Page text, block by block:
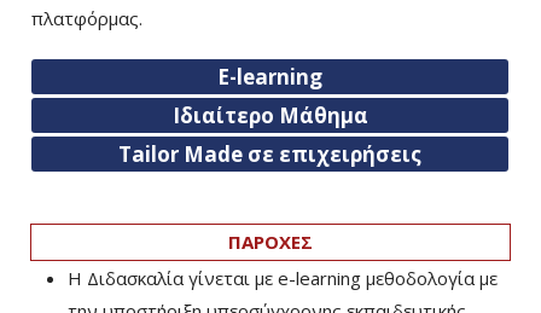
πλατφόρμας.
E-learning
Ιδιαίτερο Μάθημα
Tailor Made σε επιχειρήσεις
ΠΑΡΟΧΕΣ
Η Διδασκαλία γίνεται με e-learning μεθοδολογία με